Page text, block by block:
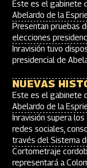
Este es el gabinete
Abelardo de la
Presentan pruebas
elecciones
Inravisión tuvo
presidencial de
NUEVAS
Este es el gabinete
Abelardo de la
Inravisión supera
redes sociales,
través del Sistema
Cortometraje
representará a